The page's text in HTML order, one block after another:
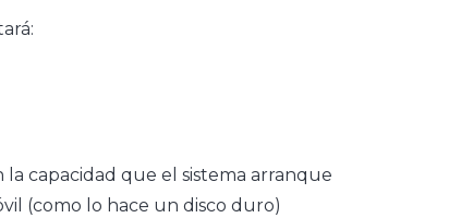
capacidad que el sistema arranque
(como lo hace un disco duro)